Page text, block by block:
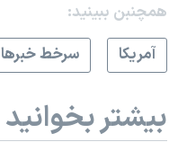
همچنبن ببینید:
آمريکا
سرخط خبرها
بیشتر بخوانید